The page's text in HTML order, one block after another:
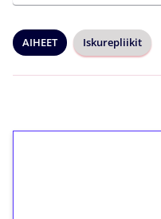
AIHEET Iskurepliikit